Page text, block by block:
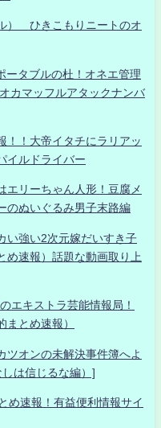
） ひきこもりニートのオ
ータブルの杜！オネエ管理
カマッフルアタックナンバ
！！大帝イタチにラリアッ
イルドライバー
リーちゃん人形！豆腐メ
のぬいぐるみ男子末路編
い強い2次元嫁だいすき子
め速報）話題な動画取り上
エキストラ芸能情報局！
まとめ速報）
ツオンの未解決事件簿へよ
は信じるな編）]
速報！有益便利情報サイ